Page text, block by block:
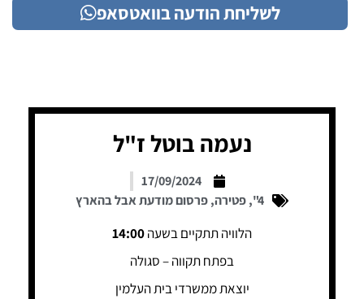
לשליחת הודעה בוואטסאפ
נעמה בוטל ז"ל
17/09/2024
4"
,פטירה,פרסום מודעת אבל בהארץ
הלוויה תתקיים בשעה14:00
בפתח תקווה – סגולה
יוצאת ממשרדי בית העלמין